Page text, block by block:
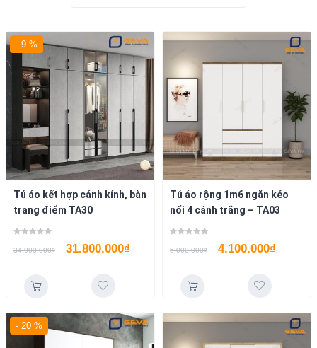
- 9 %
Tủ áo kết hợp cánh kính, bàn
trang điểm TA30
34.900.000₫ 31.800.000₫
Tủ áo rộng 1m6 ngăn kéo
nổi 4 cánh trắng – TA03
5.000.000₫ 4.100.000₫
- 20 %